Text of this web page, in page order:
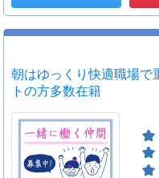
朝はゆっくり快適職場で
トの方多数在籍